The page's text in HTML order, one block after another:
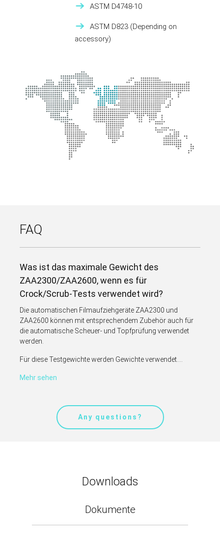
ASTM D4748-10
ASTM D823 (Depending on
accessory)
FAQ
Was ist das maximale Gewicht des
ZAA2300/ZAA2600, wenn es für
Crock/Scrub-Tests verwendet wird?
Die automatischen Filmaufziehgeräte ZAA2300 und
ZAA2600 können mit entsprechendem Zubehör auch für
die automatische Scheuer- und Topfprüfung verwendet
werden.
Für diese Testgewichte werden Gewichte verwendet....
Mehr sehen
Any questions?
Downloads
Dokumente